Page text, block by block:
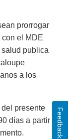
prorrogar
con el MDE
publica
a los
presente
días a partir
Feedback